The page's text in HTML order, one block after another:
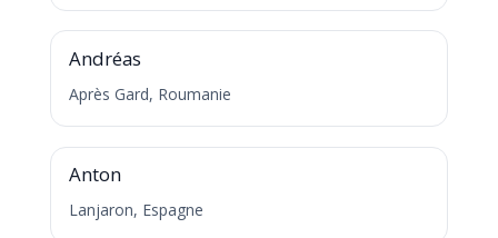
A
Andréas
Après Gard, Roumanie
A
Anton
Lanjaron, Espagne